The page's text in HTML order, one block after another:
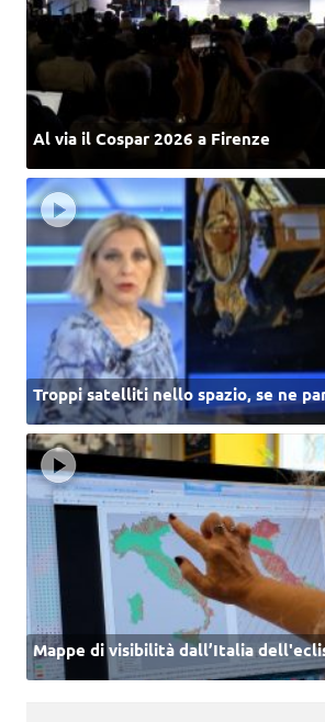
Al via il Cospar 2026 a Firenze
Troppi satelliti nello spazio, se ne
Mappe di visibilità dall’Italia